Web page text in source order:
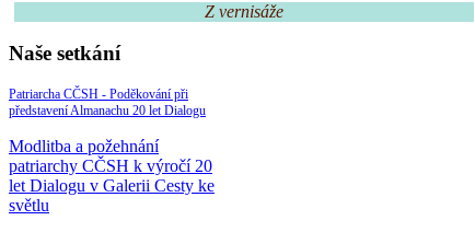
Z vernisáže
Naše setkání
Patriarcha CČSH - Poděkování při
představení Almanachu 20 let Dialogu
Modlitba a požehnání
patriarchy CČSH k výročí 20
let Dialogu v Galerii Cesty ke
světlu